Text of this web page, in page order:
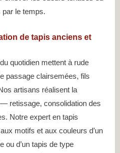
le temps.
de tapis anciens et
quotidien mettent à rude
passage clairsemées, fils
artisans réalisent la
retissage, consolidation des
Notre expert en tapis
motifs et aux couleurs d’un
ou d’un tapis de type